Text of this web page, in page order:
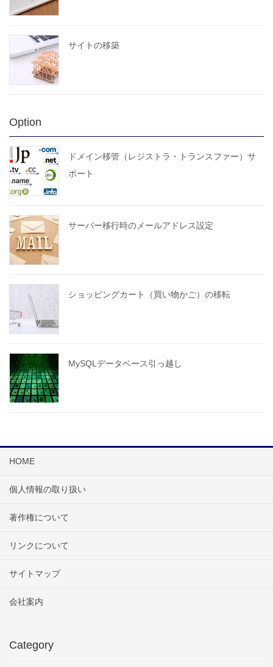
サイトの移築
Option
ドメイン移管（レジストラ・トランスファー）サ
ポート
サーバー移行時のメールアドレス設定
ショッピングカート（買い物かご）の移転
MySQLデータベース引っ越し
HOME
個人情報の取り扱い
著作権について
リンクについて
サイトマップ
会社案内
Category